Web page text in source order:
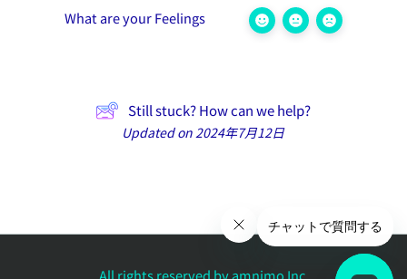
What are your Feelings
Still stuck? How can we help?
Updated on 2024年7月12日
All rights reserved by amnimo Inc.